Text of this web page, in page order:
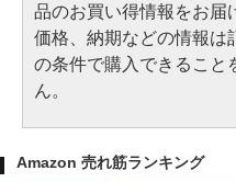
品のお買い得情報をお届
価格、納期などの情報は
の条件で購入できること
ん。
Amazon 売れ筋ランキング